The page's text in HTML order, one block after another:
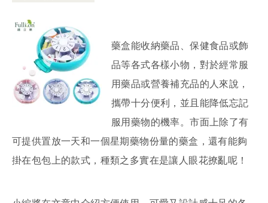
藥盒能收納藥品、保健食品或飾
品等各式各樣小物，對於經常服
用藥品或營養補充品的人來說，
攜帶十分便利，並且能降低忘記
服用藥物的機率。市面上除了有
可提供置放一天和一個星期藥物份量的藥盒，還有能夠
掛在包包上的款式，種類之多實在是讓人眼花撩亂呢！